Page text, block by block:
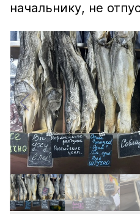
начальнику, не